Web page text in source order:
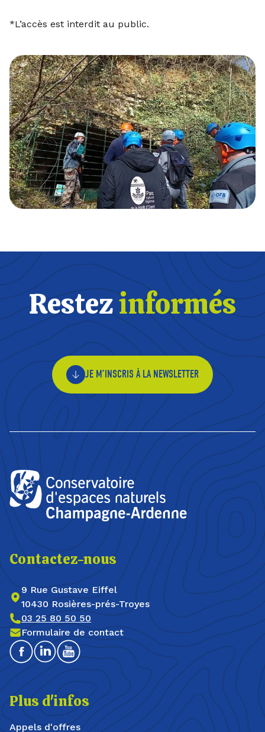
*L’accès est interdit au public.
Restezinformés
JE M’INSCRIS À LA NEWSLETTER
Contactez-nous
9 Rue Gustave Eiffel
10430 Rosières-prés-Troyes
03 25 80 50 50
Formulaire de contact
FacebookLinkedinYoutube
Plus d'infos
Appels d'offres